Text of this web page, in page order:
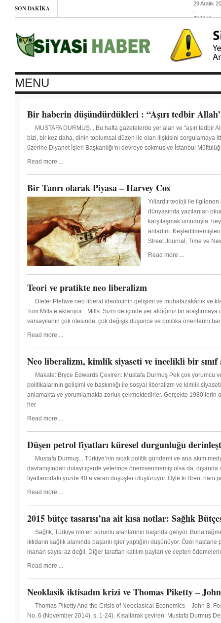
SON DAKIKA
29 Aralık
-
29 Aralık
Roboski’yi
vicdanlarda
Kısıklı’da
29 Aralık
2014-
MENU
Bir haberin düşündürdükleri : “Aşırı tedbir
MUSTAFA DURMUŞ... Bu hafta gazetelerde yer alan ve “aşırı tedbir
bizi, bir kez daha, dinin toplumsal düzen ile olan ilişkisini sorgulamaya
üzerine Diyanet İşleri Başkanlığı’nı devreye sokmuş ve İstanbul
Read more ...
Bir Tanrı olarak Piyasa – Harvey Cox
Yıllardır teoloji ile
dünyasında yazılanları
karşılaşmak umuduyla
anladım.
Street Journal, Time ve
Read more ...
Teori ve pratikte neo liberalizm
Dieter Plehwe neo liberal ideolojinin gelişimi ve muhafazakârlık ve
Tom Mills’e aktarıyor. Mills: Sizin de içinde yer aldığınız bir
varsayılanın çok ötesinde, çok değişik düşünce ve politika önerilerini
Read more ...
Neo liberalizm, kimlik siyaseti ve incelikli bir sınıf
Makale: Bryce Edwards Çeviren: Mustafa Durmuş Pek çok yorumcu
politikalarının gelişimi ve baskınlığı ile sosyal liberalizm ve kimlik
anlamakta ve yorumlamakta zorluk çekmektedirler. Gerçekte 1980’lerin
her
Read more ...
Düşen petrol fiyatları küresel durgunluğu
Mustafa Durmuş... Türkiye’nin sıcak politik gündemi ve ana akım
davranışından dolayı içerde yeterince önemsenmemiş olsa da,
fiyatlarındaki yüzde 40’a varan düşüşler oluşturuyor. Öyle ki Brent ham
Read more ...
2015 bütçe tasarısı’na ait kısa notlar: Sağlık
Sağlık, Türkiye’nin en sorunlu alanlarının başında geliyor. Buna
iktidarın sağlık alanında başarılı işler yaptığını düşünüyor. Özel
inanan sayısı az değil. Diğer taraftan katılım payları ve cepten
Read more ...
Neoklasik iktisadın krizi ve Thomas Piketty –
Thomas Piketty And the Crisis of Neoclasical Economics – John B.
No. 6 (November 2014), s. 1-24). Kısaltarak çeviren: Mustafa Durmuş